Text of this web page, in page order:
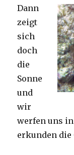
Dann
zeigt
sich
doch
die
Sonne
und
wir
werfen uns
erkunden die